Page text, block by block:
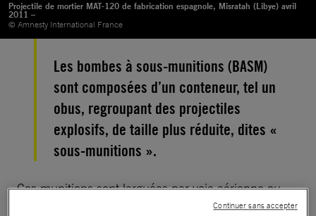
Projectile de mortier MAT-120 de fabrication espagnole, Misratah (Libye) avril
2011 –
© Amnesty International France
Les bombes à sous-munitions (BASM)
sont composées d’un conteneur, tel un
obus, regroupant des projectiles
explosifs, de taille plus réduite, dites «
sous-munitions ».
Ces munitions sont larguées par voie aérienne ou
tirées par voie terrestre. Ce sont des armesContinuer sans accepter